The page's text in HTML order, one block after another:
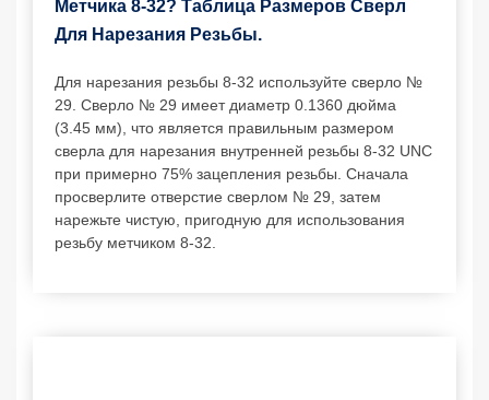
Метчика 8-32? Таблица Размеров Сверл
Для Нарезания Резьбы.
Для нарезания резьбы 8-32 используйте сверло №
29. Сверло № 29 имеет диаметр 0.1360 дюйма
(3.45 мм), что является правильным размером
сверла для нарезания внутренней резьбы 8-32 UNC
при примерно 75% зацепления резьбы. Сначала
просверлите отверстие сверлом № 29, затем
нарежьте чистую, пригодную для использования
резьбу метчиком 8-32.